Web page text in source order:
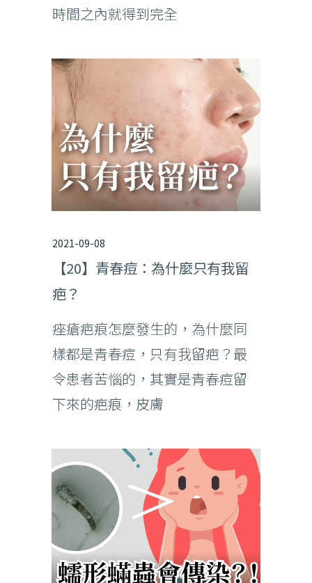
時間之內就得到完全
2021-09-08
【20】青春痘：為什麼只有我留
疤？
痤瘡疤痕怎麼發生的，為什麼同
樣都是青春痘，只有我留疤？最
令患者苦惱的，其實是青春痘留
下來的疤痕，皮膚